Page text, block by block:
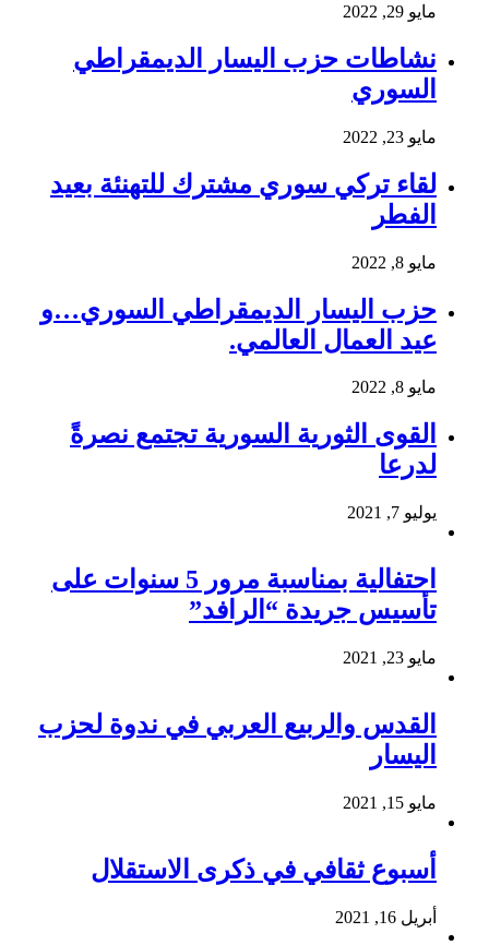
مايو 29, 2022
نشاطات حزب اليسار الديمقراطي
السوري
مايو 23, 2022
لقاء تركي سوري مشترك للتهنئة بعيد
الفطر
مايو 8, 2022
حزب اليسار الديمقراطي السوري…و
عيد العمال العالمي.
مايو 8, 2022
القوى الثورية السورية تجتمع نصرةً
لدرعا
يوليو 7, 2021
احتفالية بمناسبة مرور 5 سنوات على
تأسيس جريدة “الرافد”
مايو 23, 2021
القدس والربيع العربي في ندوة لحزب
اليسار
مايو 15, 2021
أسبوع ثقافي في ذكرى الاستقلال
أبريل 16, 2021